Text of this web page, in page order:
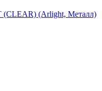
(Arlight, Металл)